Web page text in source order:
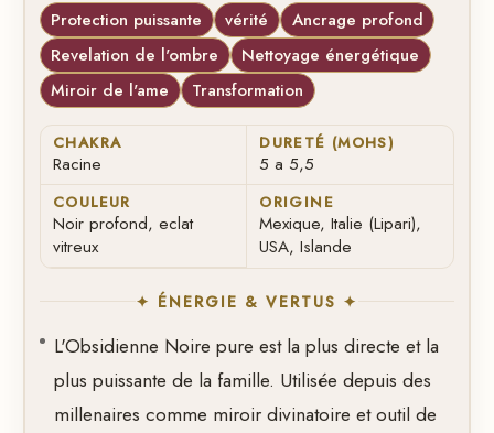
Protection puissante vérité
Ancrage profond
Revelation de l'ombre
Nettoyage énergétique
Miroir de l'ame
Transformation
CHAKRA
Racine
DURETÉ (MOHS)
5 a 5,5
COULEUR
Noir profond, eclat
vitreux
ORIGINE
Mexique, Italie (Lipari),
USA, Islande
✦ ÉNERGIE & VERTUS ✦
L'Obsidienne Noire pure est la plus directe et la
plus puissante de la famille. Utilisée depuis des
millenaires comme miroir divinatoire et outil de